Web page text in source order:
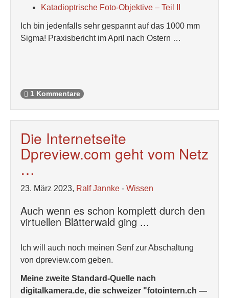
Katadioptrische Foto-Objektive – Teil II
Ich bin jedenfalls sehr gespannt auf das 1000 mm
Sigma! Praxisbericht im April nach Ostern …
1 Kommentare
Die Internetseite
Dpreview.com geht vom Netz
…
23. März 2023, Ralf Jannke - Wissen
Auch wenn es schon komplett durch den
virtuellen Blätterwald ging ...
Ich will auch noch meinen Senf zur Abschaltung
von dpreview.com geben.
Meine zweite Standard-Quelle nach
digitalkamera.de, die schweizer "fotointern.ch —